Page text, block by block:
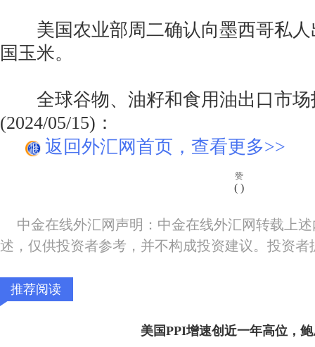
美国农业部周二确认向墨西哥私人
国玉米。
全球谷物、油籽和食用油出口市场
(2024/05/15)：
返回外汇网首页，查看更多>>
赞
( )
中金在线外汇网声明：中金在线外汇网转载上
述，仅供投资者参考，并不构成投资建议。投资
推荐阅读